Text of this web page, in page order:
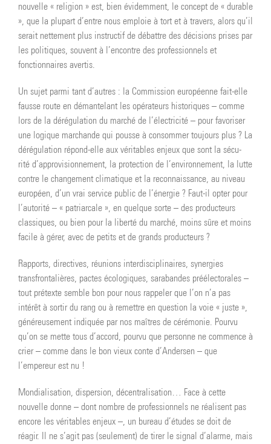
nouvelle « religion » est, bien évidemment, le concept de « durable
», que la plupart d’entre nous emploie à tort et à travers, alors qu’il
serait nettement plus instructif de débattre des décisions prises par
les politiques, souvent à l’encontre des professionnels et
fonctionnaires avertis.
Un sujet parmi tant d’autres : la Commission européenne fait-elle
fausse route en démantelant les opérateurs historiques – comme
lors de la dérégulation du marché de l’électricité – pour favoriser
une logique marchande qui pousse à consommer toujours plus ? La
dérégulation répond-elle aux véritables enjeux que sont la sécu-
rité d’approvisionnement, la protection de l’environnement, la lutte
contre le changement climatique et la reconnaissance, au niveau
européen, d’un vrai service public de l’énergie ? Faut-il opter pour
l’autorité – « patriarcale », en quelque sorte – des producteurs
classiques, ou bien pour la liberté du marché, moins sûre et moins
facile à gérer, avec de petits et de grands producteurs ?
Rapports, directives, réunions interdisciplinaires, synergies
transfrontalières, pactes écologiques, sarabandes préélectorales –
tout prétexte semble bon pour nous rappeler que l’on n’a pas
intérêt à sortir du rang ou à remettre en question la voie « juste »,
généreusement indiquée par nos maîtres de cérémonie. Pourvu
qu’on se mette tous d’accord, pourvu que personne ne commence à
crier – comme dans le bon vieux conte d’Andersen – que
l’empereur est nu !
Mondialisation, dispersion, décentralisation… Face à cette
nouvelle donne – dont nombre de professionnels ne réalisent pas
encore les véritables enjeux –, un bureau d’études se doit de
réagir. Il ne s’agit pas (seulement) de tirer le signal d’alarme, mais